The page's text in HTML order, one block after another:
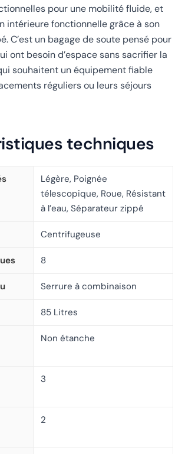
pour une mobilité fluide, et
intérieure fonctionnelle grâce à son
C’est un bagage de soute pensé pour
ont besoin d’espace sans sacrifier la
souhaitent un équipement fiable
réguliers ou leurs séjours
techniques
Légère, Poignée
télescopique, Roue, Résistant
à l’eau, Séparateur zippé
Centrifugeuse
8
Serrure à combinaison
85 Litres
Non étanche
3
2